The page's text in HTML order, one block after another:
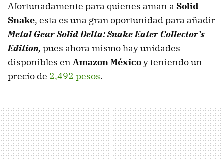
Afortunadamente para quienes aman a Solid
Snake, esta es una gran oportunidad para añadir
Metal Gear Solid Delta: Snake Eater Collector’s
Edition, pues ahora mismo hay unidades
disponibles en Amazon Méxicoy teniendo un
precio de 2,492 pesos.